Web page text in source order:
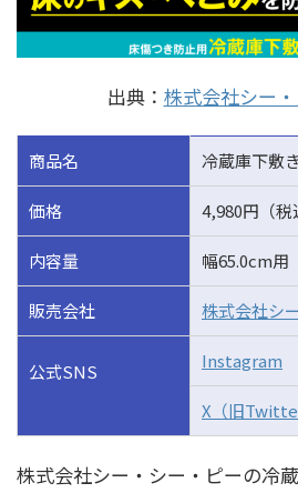
出典： 株式会社シー
商品名 冷蔵庫下敷
価格 4,980円（税
内容量 幅65.0cm
販売会社 株式会社シ
公式SNS Instagram
X（旧Twitter
株式会社シー・シー・ピーの冷